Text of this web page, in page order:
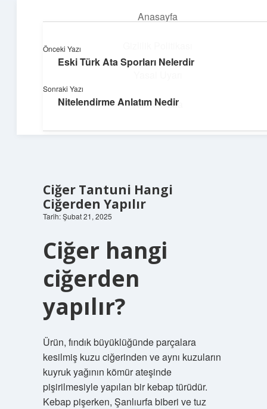
Anasayfa
Hakkımızda
Pratik Çözüm Rehberi
Hayatını kolaylaştıran zekice fikirler!
Ciğer Tantuni Hangi
Ciğerden Yapılır
Tarih: Şubat 21, 2025
Ciğer hangi
ciğerden
yapılır?
Ürün, fındık büyüklüğünde parçalara
kesilmiş kuzu ciğerinden ve aynı kuzuların
kuyruk yağının kömür ateşinde
pişirilmesiyle yapılan bir kebap türüdür.
Kebap pişerken, Şanlıurfa biberi ve tuz
Önceki Yazı
Eski Türk Ata Sporları Nelerdir
Sonraki Yazı
Nitelendirme Anlatım Nedir